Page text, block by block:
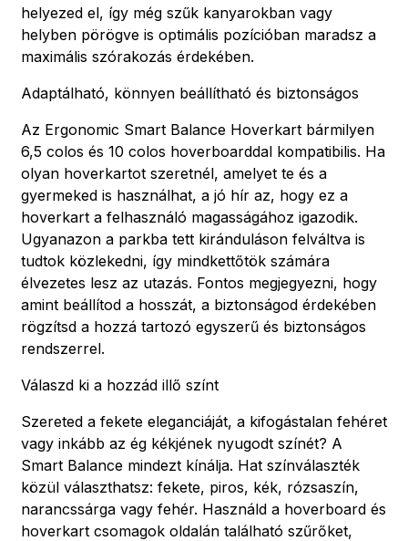
helyezed el, így még szűk kanyarokban vagy
helyben pörögve is optimális pozícióban maradsz a
maximális szórakozás érdekében.
Adaptálható, könnyen beállítható és biztonságos
Az Ergonomic Smart Balance Hoverkart bármilyen
6,5 colos és 10 colos hoverboarddal kompatibilis. Ha
olyan hoverkartot szeretnél, amelyet te és a
gyermeked is használhat, a jó hír az, hogy ez a
hoverkart a felhasználó magasságához igazodik.
Ugyanazon a parkba tett kiránduláson felváltva is
tudtok közlekedni, így mindkettőtök számára
élvezetes lesz az utazás. Fontos megjegyezni, hogy
amint beállítod a hosszát, a biztonságod érdekében
rögzítsd a hozzá tartozó egyszerű és biztonságos
rendszerrel.
Válaszd ki a hozzád illő színt
Szereted a fekete eleganciáját, a kifogástalan fehéret
vagy inkább az ég kékjének nyugodt színét? A
Smart Balance mindezt kínálja. Hat színválaszték
közül választhatsz: fekete, piros, kék, rózsaszín,
narancssárga vagy fehér. Használd a hoverboard és
hoverkart csomagok oldalán található szűrőket,